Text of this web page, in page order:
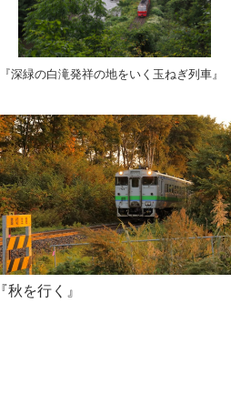
『深緑の白滝発祥の地をいく玉ねぎ列車』
『秋を行く』